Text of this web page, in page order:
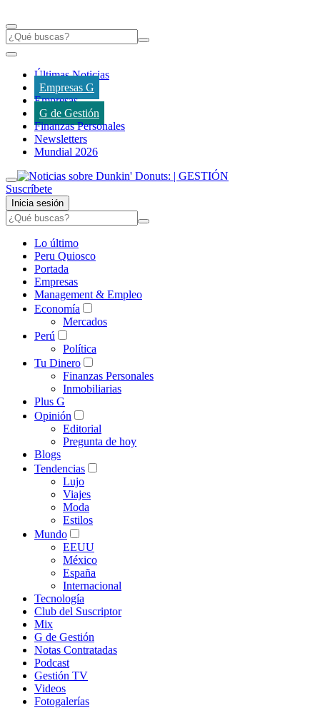
Últimas Noticias
Empresas G
Empresas
G de Gestión
Finanzas Personales
Newsletters
Mundial 2026
Suscríbete
Inicia sesión
Lo último
Peru Quiosco
Portada
Empresas
Management & Empleo
Economía
Mercados
Perú
Política
Tu Dinero
Finanzas Personales
Inmobiliarias
Plus G
Opinión
Editorial
Pregunta de hoy
Blogs
Tendencias
Lujo
Viajes
Moda
Estilos
Mundo
EEUU
México
España
Internacional
Tecnología
Club del Suscriptor
Mix
G de Gestión
Notas Contratadas
Podcast
Gestión TV
Videos
Fotogalerías